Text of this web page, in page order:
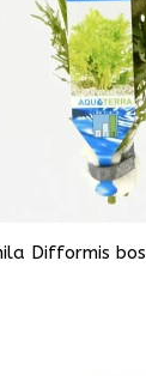
Difformis bos